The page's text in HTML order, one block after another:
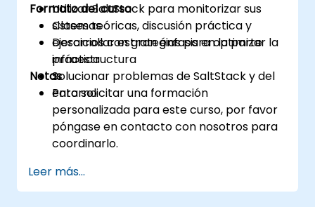
Utilizar SaltStack para monitorizar sus
sistemas
Desarrollar estrategias para optimizar la
infraestructura
Solucionar problemas de SaltStack y del
entorno
Formato del curso
Clases teóricas, discusión práctica y
ejercicios con gran énfasis en la parte
práctica
Notas
Para solicitar una formación
personalizada para este curso, por favor
póngase en contacto con nosotros para
coordinarlo.
Leer más...